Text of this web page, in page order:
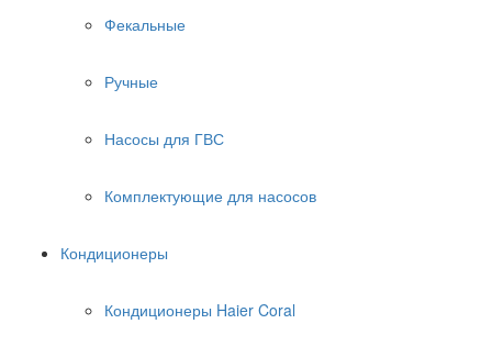
Фекальные
Ручные
Насосы для ГВС
Комплектующие для насосов
Кондиционеры
Кондиционеры Haier Coral